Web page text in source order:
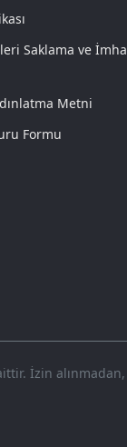
Saklama ve İmha
Metni
Formu
İzin alınmadan,